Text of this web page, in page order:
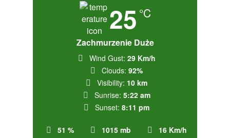
25 °C
Zachmurzenie Duże
51 % 1015 mb 16 Km/h
Wind Gust: 29 Km/h
Clouds: 92%
Visibility: 10 km
Sunrise: 5:22 am
Sunset: 8:11 pm